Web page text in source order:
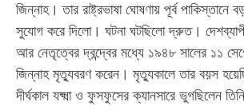
জিন্নাহ। তার রাষ্ট্রভাষা ঘোষণায় পূর্ব পাকিস্তানে
সুযোগ করে দিলো। ঘটনা ঘটছিলো দ্রুত।
আর নেতৃত্বের দ্বন্দ্বের মধ্যে ১৯৪৮ সালের ১১
জিন্নাহ মৃত্যুবরণ করেন। মৃত্যুকালে তার বয়স
দীর্ঘকাল যক্ষ্মা ও ফুসফুসের ক্যানসারে ভুগছিলেন